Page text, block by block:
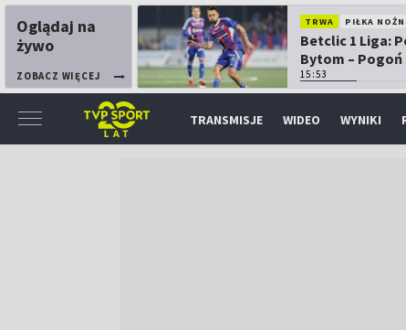
Oglądaj na
żywo
ZOBACZ WIĘCEJ
TRWA PIŁKA
Betclic 1 Liga:
Bytom – Pogoń
15:53
TRANSMISJE WIDEO WYNIKI